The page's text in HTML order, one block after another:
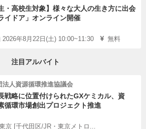
・高校生対象】様々な大人の生き方に出会
イドア」オンライン開催
2026年8月22日(土) 10:00~11:30 無料
注目アルバイト
法人資源循環推進協議会
戦略に位置付けられたGXケミカル、資
循環市場創出プロジェクト推進
京 [千代田区/JR・東京メトロ...